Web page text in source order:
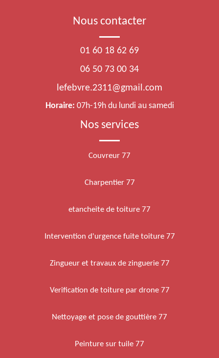
Nous contacter
01 60 18 62 69
06 50 73 00 34
lefebvre.2311@gmail.com
Horaire: 07h-19h du lundi au samedi
Nos services
Couvreur 77
Charpentier 77
etancheite de toiture 77
Intervention d'urgence fuite toiture 77
Zingueur et travaux de zinguerie 77
Verification de toiture par drone 77
Nettoyage et pose de gouttière 77
Peinture sur tuile 77